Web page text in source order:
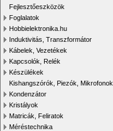
Fejlesztőeszközök
Foglalatok
Hobbielektronika.hu
Induktivitás, Transzformátor
Kábelek, Vezetékek
Kapcsolók, Relék
Készülékek
Kishangszórók, Piezók, Mikrofonok
Kondenzátor
Kristályok
Matricák, Feliratok
Méréstechnika